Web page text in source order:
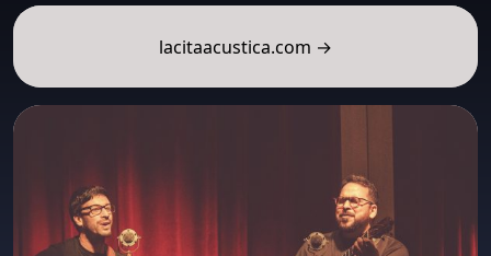
lacitaacustica.com →